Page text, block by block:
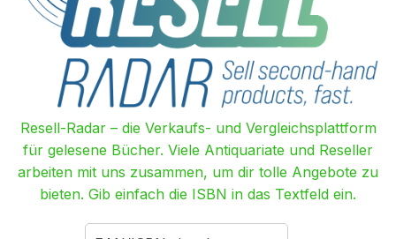
Resell-Radar – die Verkaufs- und Vergleichsplattform
für gelesene Bücher. Viele Antiquariate und Reseller
arbeiten mit uns zusammen, um dir tolle Angebote zu
bieten. Gib einfach die ISBN in das Textfeld ein.